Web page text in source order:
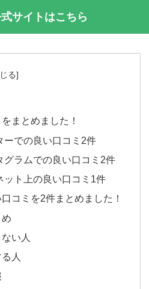
サイトはこちら
まとめました！
ーでの良い口コミ2件
ラムでの良い口コミ2件
ット上の良い口コミ1件
コミを2件まとめました！
い人
人